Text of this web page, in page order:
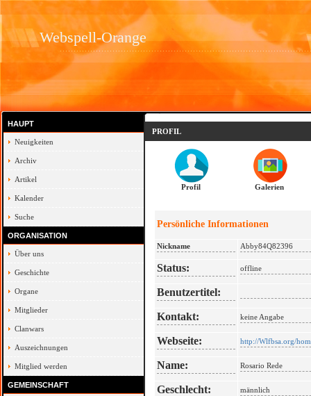
Webspell-Orange
HAUPT
Neuigkeiten
Archiv
Artikel
Kalender
Suche
ORGANISATION
Über uns
Geschichte
Organe
Mitglieder
Clanwars
Auszeichnungen
Mitglied werden
GEMEINSCHAFT
PROFIL
Profil Galerien
Persönliche Informationen
Nickname Abby84Q82396
Status: offline
Benutzertitel:
Kontakt: keine Angabe
Webseite: http://Wlfbsa.org/
Name: Rosario Rede
Geschlecht: männlich